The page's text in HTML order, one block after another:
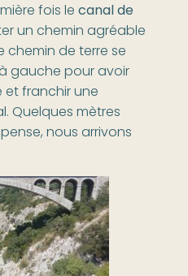
fois lecanal de
un chemin agréable
chemin de terre se
gauche pour avoir
et franchir une
Quelques mètres
nous arrivons